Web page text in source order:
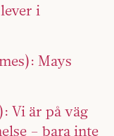
i
Mays
Vi är på väg
– bara inte